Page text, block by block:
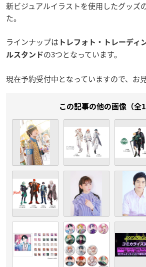
新ビジュアルイラストを使用したグッズ
た。
ラインナップは トレフォト・トレーディ
ルスタンドの3つとなっています。
現在予約受付中となっていますので、お
この記事の他の画像（全